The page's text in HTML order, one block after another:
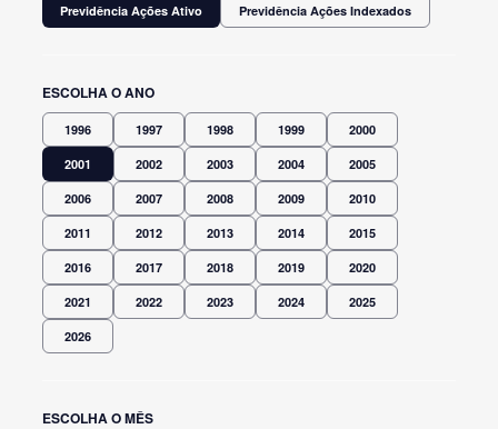
Previdência Ações Ativo Previdência Ações Indexados
ESCOLHA O ANO
1996 1997 1998 1999 2000
2001 2002 2003 2004 2005
2006 2007 2008 2009 2010
2011 2012 2013 2014 2015
2016 2017 2018 2019 2020
2021 2022 2023 2024 2025
2026
ESCOLHA O MÊS